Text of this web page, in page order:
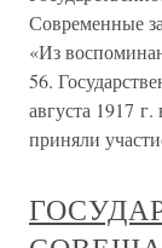
Современные
«Из
56.
августа 1917
приняли